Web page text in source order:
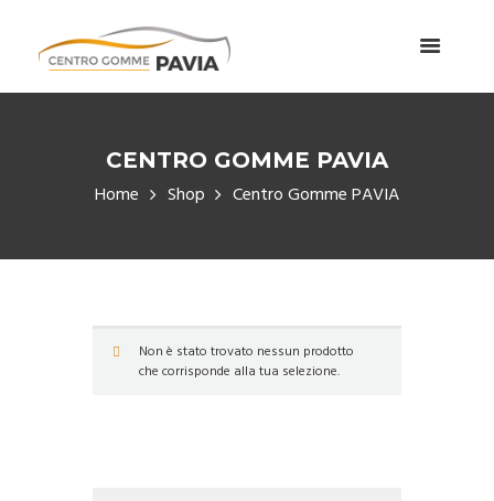
CENTRO GOMME PAVIA
Home Shop Centro Gomme PAVIA
Non è stato trovato nessun prodotto
che corrisponde alla tua selezione.